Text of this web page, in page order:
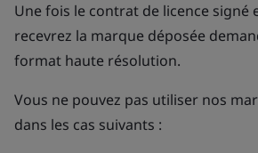
Une fois le contrat de licence signé
recevrez la marque déposée
format haute résolution.
Vous ne pouvez pas utiliser nos
dans les cas suivants :